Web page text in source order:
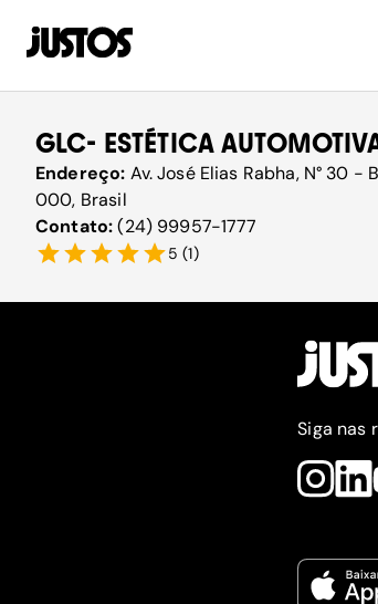
GLC- ESTÉTICA
Endereço: Av. José Elias Rabha, N° 30
000, Brasil
Contato:(24) 99957-1777
5 (1)
Siga nas